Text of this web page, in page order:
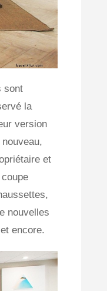
sont
la
version
et
nouvelles
encore.